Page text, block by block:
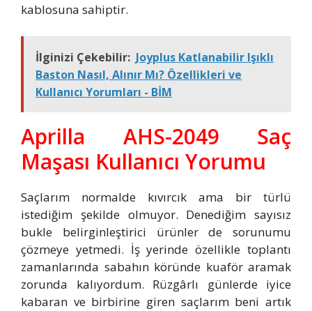
kablosuna sahiptir.
İlginizi Çekebilir: Joyplus Katlanabilir Işıklı
Baston Nasıl, Alınır Mı? Özellikleri ve
Kullanıcı Yorumları - BİM
Aprilla AHS-2049 Saç
Maşası Kullanıcı Yorumu
Saçlarım normalde kıvırcık ama bir türlü
istediğim şekilde olmuyor. Denediğim sayısız
bukle belirginleştirici ürünler de sorunumu
çözmeye yetmedi. İş yerinde özellikle toplantı
zamanlarında sabahın köründe kuaför aramak
zorunda kalıyordum. Rüzgârlı günlerde iyice
kabaran ve birbirine giren saçlarım beni artık